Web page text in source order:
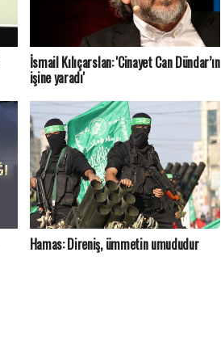
İsmail Kılıçarslan: 'Cinayet Can Dündar’ın
işine yaradı'
Hamas: Direniş, ümmetin umududur